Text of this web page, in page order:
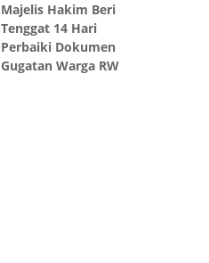
Majelis Hakim Beri
Tenggat 14 Hari
Perbaiki Dokumen
Gugatan Warga RW